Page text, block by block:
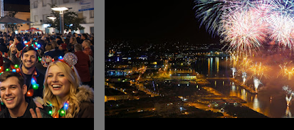
+
#AGENDACULTURAL2025
#PASSAGEMDEANO